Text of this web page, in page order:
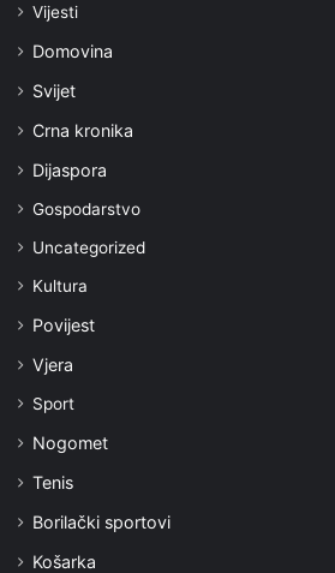
Vijesti
Domovina
Svijet
Crna kronika
Dijaspora
Gospodarstvo
Uncategorized
Kultura
Povijest
Vjera
Sport
Nogomet
Tenis
Borilački sportovi
Košarka